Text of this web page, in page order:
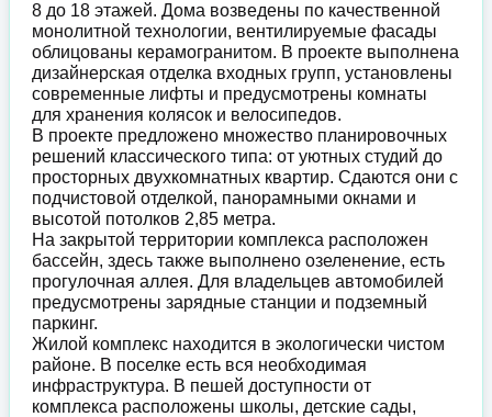
8 до 18 этажей. Дома возведены по качественной
монолитной технологии, вентилируемые фасады
облицованы керамогранитом. В проекте выполнена
дизайнерская отделка входных групп, установлены
современные лифты и предусмотрены комнаты
для хранения колясок и велосипедов.
В проекте предложено множество планировочных
решений классического типа: от уютных студий до
просторных двухкомнатных квартир. Сдаются они с
подчистовой отделкой, панорамными окнами и
высотой потолков 2,85 метра.
На закрытой территории комплекса расположен
бассейн, здесь также выполнено озеленение, есть
прогулочная аллея. Для владельцев автомобилей
предусмотрены зарядные станции и подземный
паркинг.
Жилой комплекс находится в экологически чистом
районе. В поселке есть вся необходимая
инфраструктура. В пешей доступности от
комплекса расположены школы, детские сады,